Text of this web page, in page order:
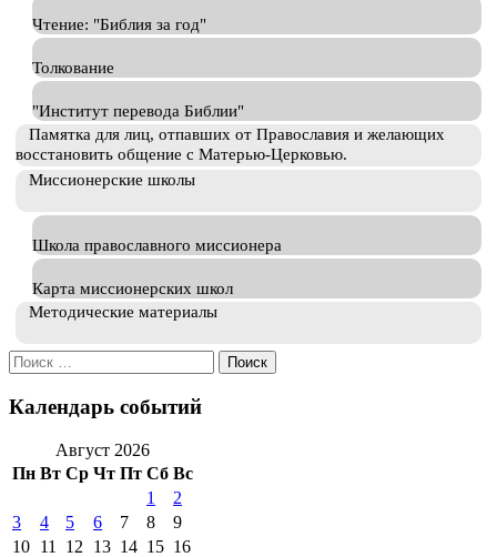
Чтение: "Библия за год"
Толкование
"Институт перевода Библии"
Памятка для лиц, отпавших от Православия и желающих
восстановить общение с Матерью-Церковью.
Миссионерские школы
Школа православного миссионера
Карта миссионерских школ
Методические материалы
Искать:
Календарь событий
Август 2026
Пн Вт Ср Чт Пт Сб Вс
1
2
3
4 5 6 7 8
9
10 11 12 13 14 15 16